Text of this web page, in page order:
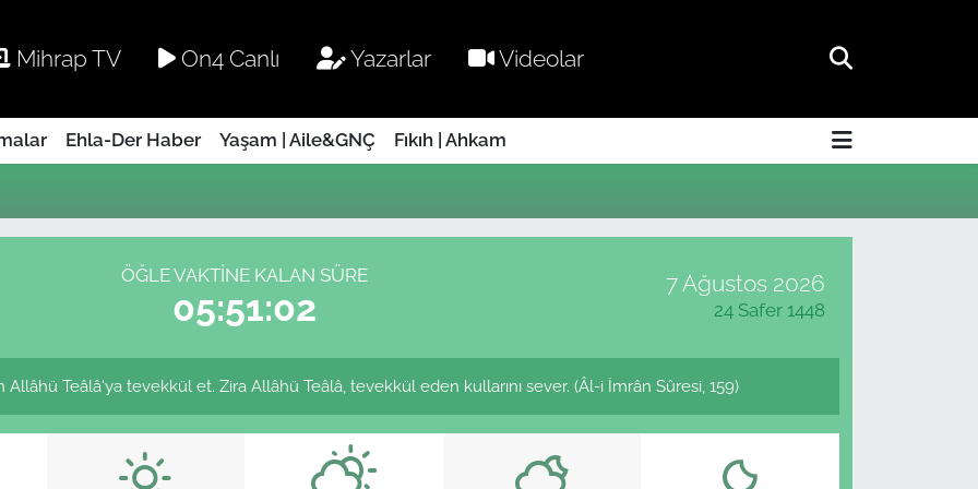
Mihrap TV On4 Canlı Yazarlar Videolar
Ehla-Der Haber Yaşam | Aile&GNÇ Fıkıh | Ahkam
ÖĞLE VAKTINE KALAN SÜRE
05:51:02
7 Ağustos 2026
24 Safer 1448
Teâlâ'ya tevekkül et. Zira Allâhü Teâlâ, tevekkül eden kullarını sever. (Âl-i İmrân Sûresi, 159)